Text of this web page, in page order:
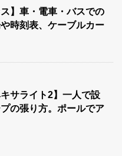
ス】車・電車・バスでの
時刻表、ケーブルカー
キサライト2】一人で設
の張り方。ポールでア